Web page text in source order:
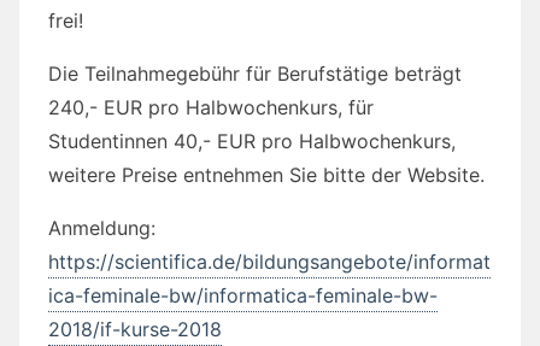
frei!
Die Teilnahmegebühr für Berufstätige beträgt
240,- EUR pro Halbwochenkurs, für
Studentinnen 40,- EUR pro Halbwochenkurs,
weitere Preise entnehmen Sie bitte der Website.
Anmeldung:
https://scientifica.de/bildungsangebote/informat
ica-feminale-bw/informatica-feminale-bw-
2018/if-kurse-2018